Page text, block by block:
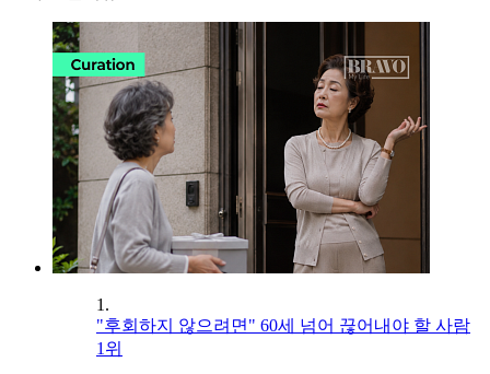
1.
"후회하지 않으려면" 60세 넘어 끊어내야 할 사람
1위